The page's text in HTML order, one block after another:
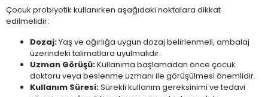
Çocuk probiyotik kullanırken aşağıdaki noktalara dikkat
edilmelidir:
Dozaj:Yaş ve ağırlığa uygun dozaj belirlenmeli, ambalaj
üzerindeki talimatlara uyulmalıdır.
Uzman Görüşü:Kullanıma başlamadan önce çocuk
doktoru veya beslenme uzmanı ile görüşülmesi önemlidir.
Kullanım Süresi:Sürekli kullanım gereksinimi ve tedavi